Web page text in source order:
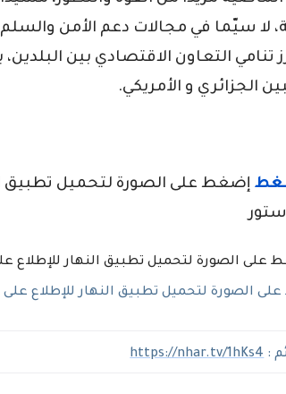
لا سيّما في مجالات دعم الأمن
تنامي التعاون الاقتصادي بين
الجزائري و الأمريكي.
إضغط على الصورة لتحميل تطبيق
ستور
الصورة لتحميل تطبيق النهار للإطلاع على
:
https://nhar.tv/1hKs4